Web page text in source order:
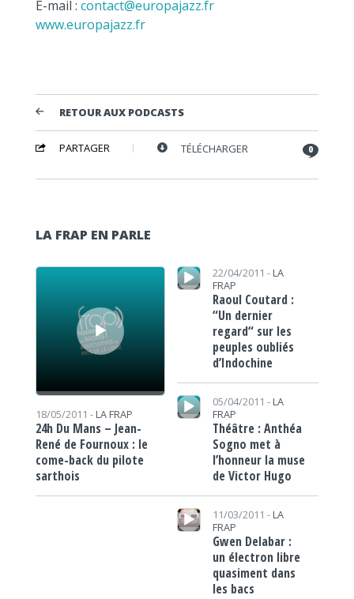
E-mail : contact@europajazz.fr
www.europajazz.fr
RETOUR AUX PODCASTS
PARTAGER TÉLÉCHARGER 0
LA FRAP EN PARLE
Lecteur audio
18/05/2011 - LA FRAP
24h Du Mans – Jean-
René de Fournoux : le
come-back du pilote
sarthois
Lecteur audio 22/04/2011 - LA
FRAP
Raoul Coutard :
“Un dernier
regard“ sur les
peuples oubliés
d’Indochine
Lecteur audio
05/04/2011 - LA
FRAP
Théâtre : Anthéa
Sogno met à
l’honneur la muse
de Victor Hugo
Lecteur audio
11/03/2011 - LA
FRAP
Gwen Delabar :
un électron libre
quasiment dans
les bacs